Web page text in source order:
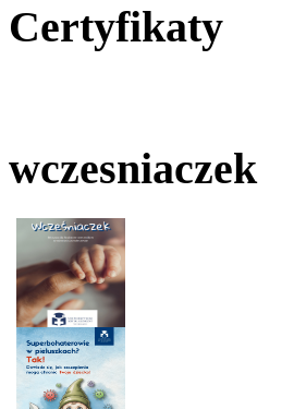
Certyfikaty
wczesniaczek